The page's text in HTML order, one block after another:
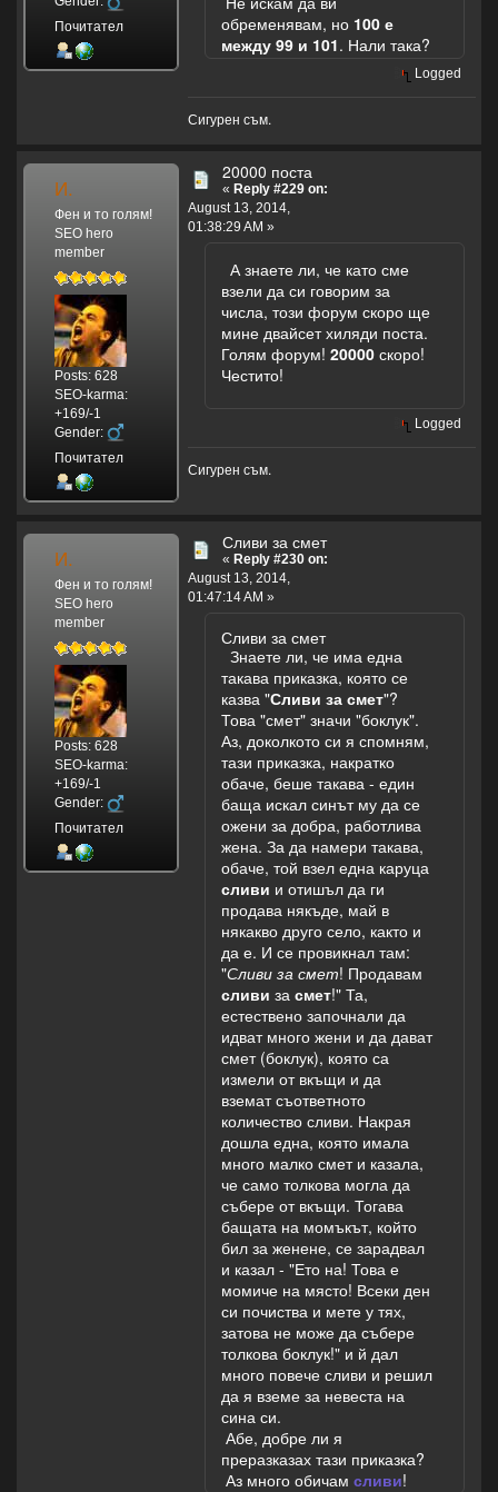
Почитател
обременявам, но 100 е
между 99 и 101. Нали така?
Logged
Сигурен съм.
И.
Фен и то голям!
SEO hero
member
Posts: 628
SEO-karma:
+169/-1
Gender:
Почитател
20000 поста
« Reply #229 on:
August 13, 2014,
01:38:29 AM »
А знаете ли, че като сме
взели да си говорим за
числа, този форум скоро ще
мине двайсет хиляди поста.
Голям форум! 20000 скоро!
Честито!
Logged
Сигурен съм.
И.
Фен и то голям!
SEO hero
member
Posts: 628
SEO-karma:
+169/-1
Gender:
Почитател
Сливи за смет
« Reply #230 on:
August 13, 2014,
01:47:14 AM »
Сливи за смет
Знаете ли, че има една
такава приказка, която се
казва "Сливи за смет"?
Това "смет" значи "боклук".
Аз, доколкото си я спомням,
тази приказка, накратко
обаче, беше такава - един
баща искал синът му да се
ожени за добра, работлива
жена. За да намери такава,
обаче, той взел една каруца
сливи и отишъл да ги
продава някъде, май в
някакво друго село, както и
да е. И се провикнал там:
"Сливи за смет! Продавам
сливи за смет!" Та,
естествено започнали да
идват много жени и да дават
смет (боклук), която са
измели от вкъщи и да
вземат съответното
количество сливи. Накрая
дошла една, която имала
много малко смет и казала,
че само толкова могла да
събере от вкъщи. Тогава
бащата на момъкът, който
бил за женене, се зарадвал
и казал - "Ето на! Това е
момиче на място! Всеки ден
си почиства и мете у тях,
затова не може да събере
толкова боклук!" и й дал
много повече сливи и решил
да я вземе за невеста на
сина си.
Абе, добре ли я
преразказах тази приказка?
Аз много обичам сливи!